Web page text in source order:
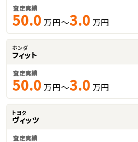
査定実績
50.0 万円～3.0 万円
ホンダ
フィット
査定実績
50.0 万円～3.0 万円
トヨタ
ヴィッツ
査定実績